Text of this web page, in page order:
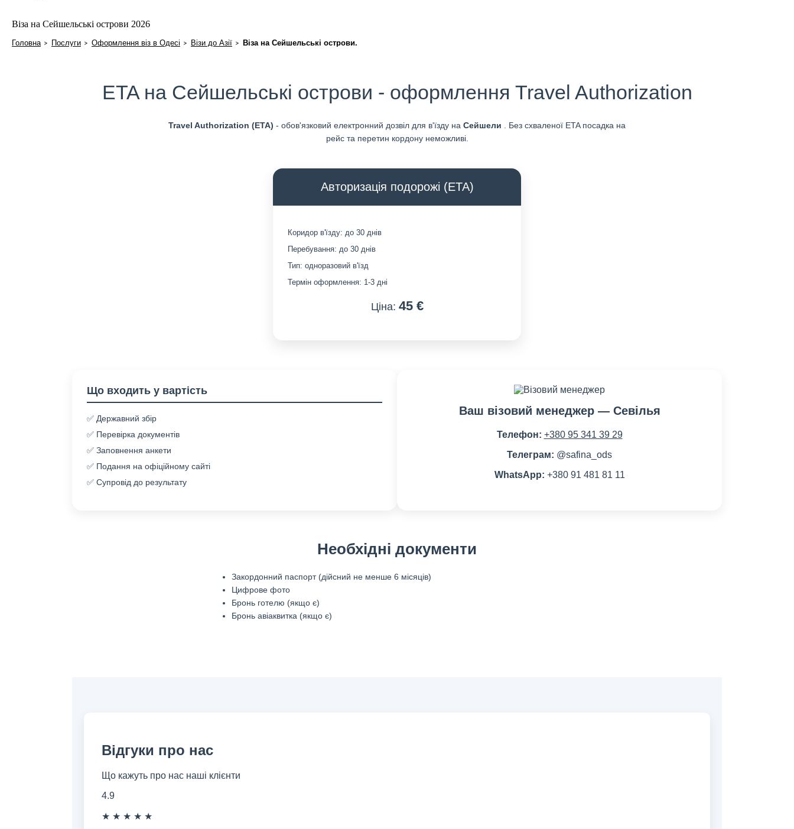
Віза на Сейшельські острови 2026
Головна Послуги Оформлення віз в Одесі Візи до Азії Віза на Сейшельські острови.
ETA на Сейшельські острови - оформлення Travel Authorization
Travel Authorization (ETA) - обов'язковий електронний дозвіл для в'їзду на Сейшели . Без схваленої ETA посадка на
рейс та перетин кордону неможливі.
Авторизація подорожі (ETA)
Коридор в'їзду: до 30 днів
Перебування: до 30 днів
Тип: одноразовий в'їзд
Термін оформлення: 1-3 дні
Ціна: 45 €
Що входить у вартість
✅ Державний збір
✅ Перевірка документів
✅ Заповнення анкети
✅ Подання на офіційному сайті
✅ Супровід до результату
Ваш візовий менеджер — Севілья
Телефон: +380 95 341 39 29
Телеграм: @safina_ods
WhatsApp: +380 91 481 81 11
Необхідні документи
Закордонний паспорт (дійсний не менше 6 місяців)
Цифрове фото
Бронь готелю (якщо є)
Бронь авіаквитка (якщо є)
Відгуки про нас
Що кажуть про нас наші клієнти
4.9
★ ★ ★ ★ ★